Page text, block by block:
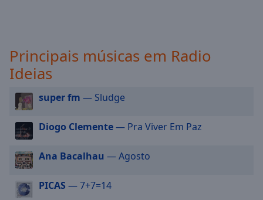
dialog
subtitles
off
selected
Track
Picture-
in-
Picture
Fullscreen
This
Principais músicas em Radio
Ideias
super fm — Sludge
Diogo Clemente— Pra Viver Em Paz
Ana Bacalhau — Agosto
PICAS — 7+7=14